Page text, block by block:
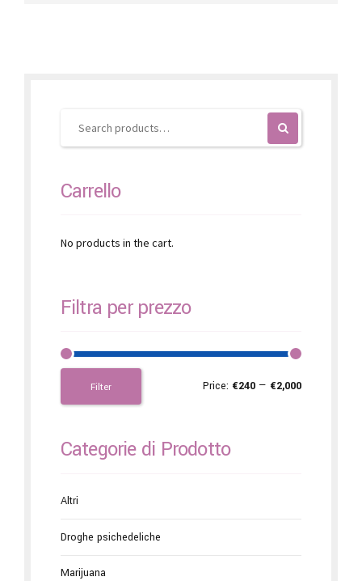
product
Carrello
No products in the cart.
Filtra per prezzo
Filter Price: €240 — €2,000
Categorie di Prodotto
Altri
Droghe psichedeliche
Marijuana